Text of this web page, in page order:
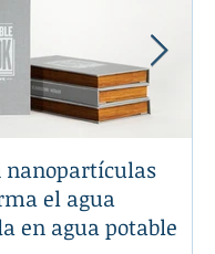
nanopartículas
el agua
en agua potable